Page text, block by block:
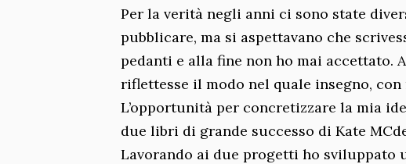
Per la verità negli anni ci sono state
pubblicare, ma si aspettavano che
pedanti e alla fine non ho mai accettato.
riflettesse il modo nel quale insegno,
L’opportunità per concretizzare la mia
due libri di grande successo di Kate
Lavorando ai due progetti ho sviluppato